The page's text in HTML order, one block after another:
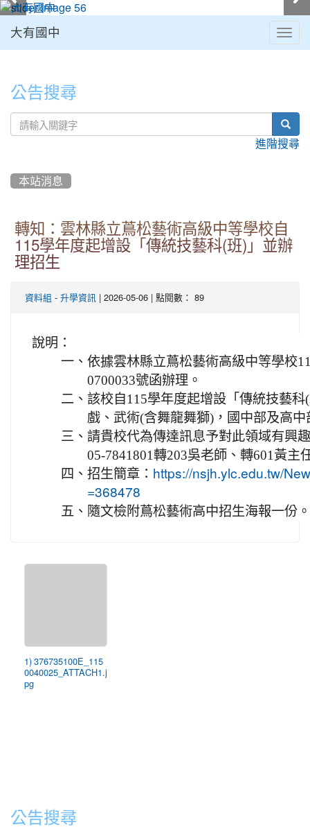
大有國中
公告搜尋
進階搜尋
本站消息
轉知：雲林縣立蔦松藝術高級中等學校自
115學年度起增設「傳統技藝科(班)」並辦
理招生
資料組 - 升學資訊 | 2026-05-06 | 點閱數： 89
說明：
一、 依據雲林縣立蔦松藝術高級中等學校
0700033號函辦理。
二、 該校自115學年度起增設「傳統技藝
戲、武術(含舞龍舞獅)，國中部及高中
三、 請貴校代為傳達訊息予對此領域有興
05-7841801轉203吳老師、轉601黃主
四、 招生簡章： https://nsjh.ylc.edu.tw/
=368478
五、 隨文檢附蔦松藝術高中招生海報一份。
1) 376735100E_115
0040025_ATTACH1.j
pg
公告搜尋